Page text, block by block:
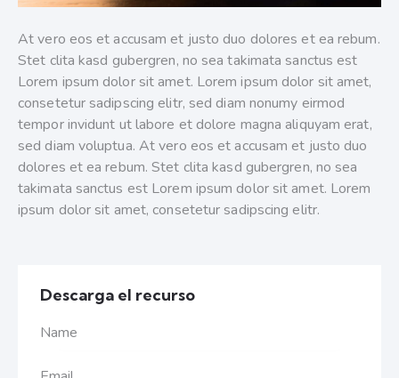
At vero eos et accusam et justo duo dolores et ea rebum.
Stet clita kasd gubergren, no sea takimata sanctus est
Lorem ipsum dolor sit amet. Lorem ipsum dolor sit amet,
consetetur sadipscing elitr, sed diam nonumy eirmod
tempor invidunt ut labore et dolore magna aliquyam erat,
sed diam voluptua. At vero eos et accusam et justo duo
dolores et ea rebum. Stet clita kasd gubergren, no sea
takimata sanctus est Lorem ipsum dolor sit amet. Lorem
ipsum dolor sit amet, consetetur sadipscing elitr.
Descarga el recurso